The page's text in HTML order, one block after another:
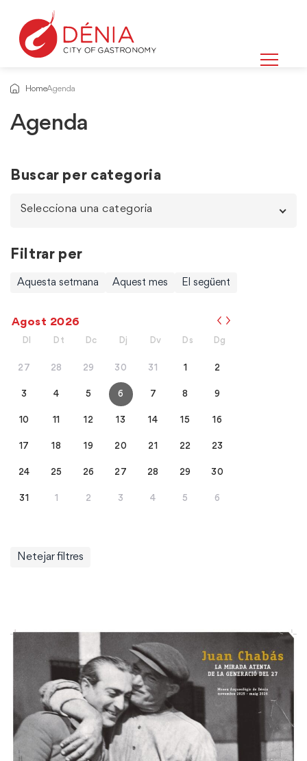
HomeAgenda
Agenda
Buscar per categoria
Selecciona una categoria
Filtrar per
Aquesta setmana Aquest mes El següent
Agost 2026
Dl Dt Dc Dj Dv Ds Dg
27 28 29 30 31 1 2
3 4 5 6 7 8 9
10 11 12 13 14 15 16
17 18 19 20 21 22 23
24 25 26 27 28 29 30
31 1 2 3 4 5 6
Netejar filtres